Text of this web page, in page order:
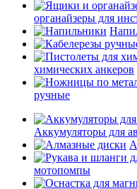
органайзеры для
химических анкеров
ручные
Аккумуляторы для
мотопомпы